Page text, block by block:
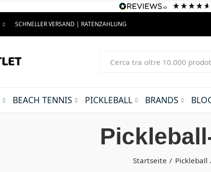
SCHNELLER VERSAND | RATENZAHLUNG
BEACH TENNIS PICKLEBALL BRANDS
Startseite Pickleball